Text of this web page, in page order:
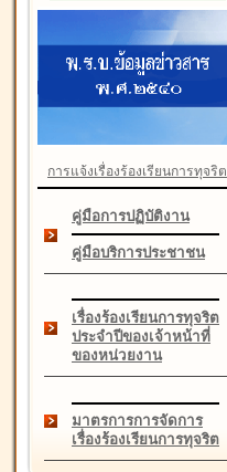
การแจ้งเรื่องร้องเรียนการทุจริต
คู่มือการปฏิบัติงาน
คู่มือบริการประชาชน
เรื่องร้องเรียนการทุจริต
ประจำปีของเจ้าหน้าที่
ของหน่วยงาน
มาตรการการจัดการ
เรื่องร้องเรียนการทุจริต